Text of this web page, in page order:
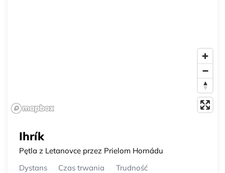
Ihrík
Pętla z Letanovce przez Prielom Hornádu
Dystans
Czas trwania
Trudność